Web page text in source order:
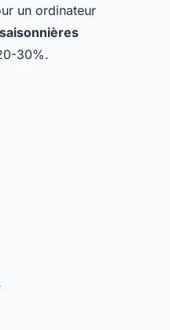
un ordinateur
30%.